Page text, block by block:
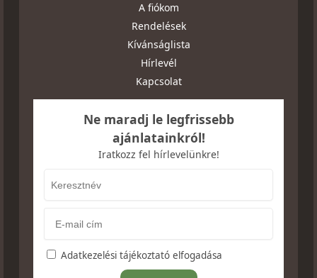
A fiókom
Rendelések
Kívánságlista
Hírlevél
Kapcsolat
Ne maradj le legfrissebb
ajánlatainkról!
Iratkozz fel hírlevelünkre!
Adatkezelési tájékoztató elfogadása